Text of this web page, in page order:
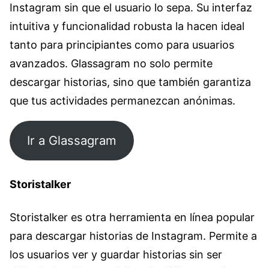
Instagram sin que el usuario lo sepa. Su interfaz
intuitiva y funcionalidad robusta la hacen ideal
tanto para principiantes como para usuarios
avanzados. Glassagram no solo permite
descargar historias, sino que también garantiza
que tus actividades permanezcan anónimas.
Ir a Glassagram
Storistalker
Storistalker es otra herramienta en línea popular
para descargar historias de Instagram. Permite a
los usuarios ver y guardar historias sin ser